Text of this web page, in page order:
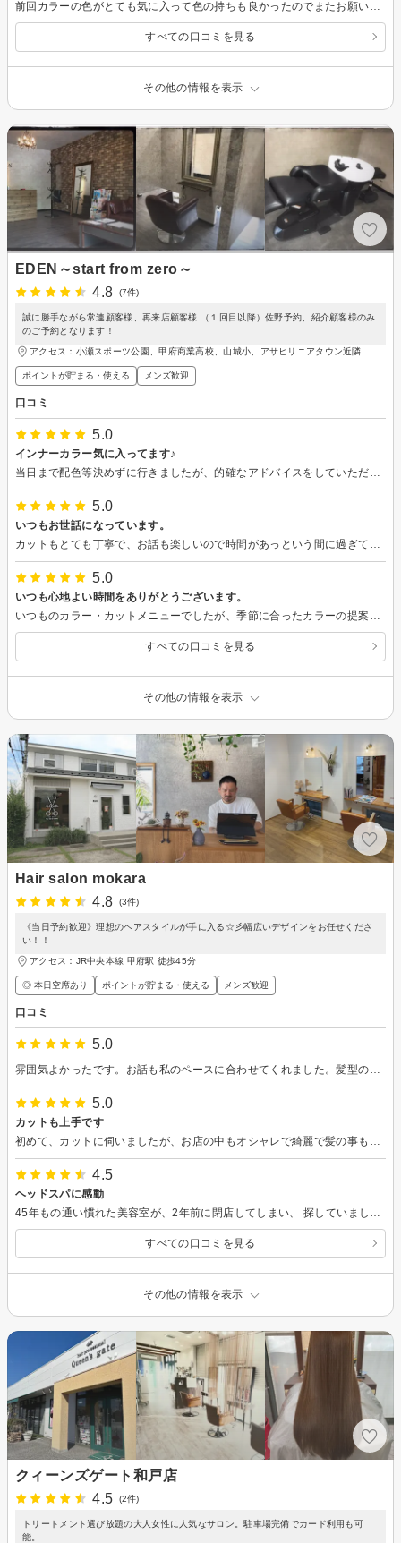
すべての口コミを見る
その他の情報を表示
EDEN～start from zero～
4.8
(7件)
誠に勝手ながら常連顧客様、再来店顧客様 （１回目以降）佐野予約、紹介顧客様のみ
のご予約となります！
アクセス：小瀬スポーツ公園、甲府商業高校、山城小、アサヒリニアタウン近隣
ポイントが貯まる・使える メンズ歓迎
口コミ
5.0
インナーカラー気に入ってます♪
5.0
いつもお世話になっています。
5.0
いつも心地よい時間をありがとうございます。
すべての口コミを見る
その他の情報を表示
Hair salon mokara
4.8
(3件)
《当日予約歓迎》理想のヘアスタイルが手に入る☆彡幅広いデザインをお任せくださ
い！！
アクセス：JR中央本線 甲府駅 徒歩45分
◎ 本日空席あり ポイントが貯まる・使える メンズ歓迎
口コミ
5.0
5.0
カットも上手です
4.5
ヘッドスパに感動
すべての口コミを見る
その他の情報を表示
クィーンズゲート和戸店
4.5
(2件)
トリートメント選び放題の大人女性に人気なサロン。駐車場完備でカード利用も可
能。